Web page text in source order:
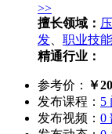
>>
擅长领域：
发
职业技能
精通行业：
参考价： ￥
发布课程： 5
发布视频： 0